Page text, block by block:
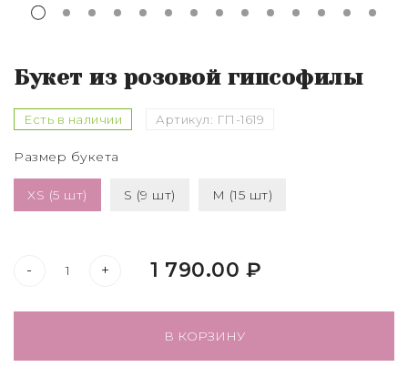
Букет из розовой гипсофилы
Есть в наличии Артикул: ГП-1619
Размер букета
XS (5 шт) S (9 шт) M (15 шт)
- + 1 790.00 ₽
В КОРЗИНУ